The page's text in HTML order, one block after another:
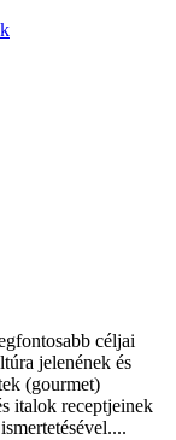
céljai
jelenének és
(gourmet)
italok receptjeinek